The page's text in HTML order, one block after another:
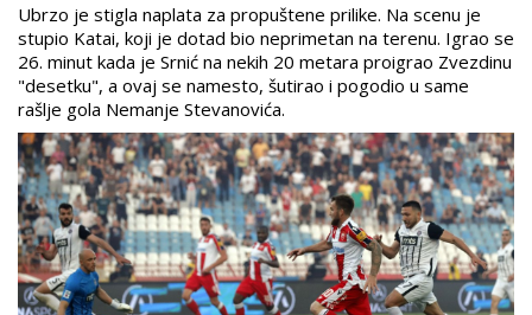
Ubrzo je stigla naplata za propuštene prilike. Na scenu je
stupio Katai, koji je dotad bio neprimetan na terenu. Igrao se
26. minut kada je Srnić na nekih 20 metara proigrao Zvezdinu
"desetku", a ovaj se namesto, šutirao i pogodio u same
rašlje gola Nemanje Stevanovića.